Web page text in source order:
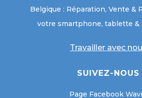
Belgique : Réparation, Vente &
votre smartphone, tablette &
Travailler avec
SUIVEZ-NOUS
Page Facebook